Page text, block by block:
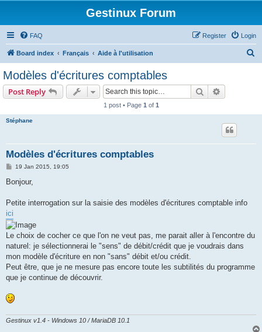
Gestinux Forum
FAQ Login
Register
Board index Français Aide à l'utilisation
Modèles d'écritures comptables
Post Reply Search
1 post • Page 1 of 1
Stéphane
Modèles d'écritures comptables
P
s
19 Jan 2015, 19:05
Bonjour,
Petite interrogation sur la saisie des modèles d'écritures comptable info
ici
Le choix de cocher ce que l'on ne veut pas, me parait aller à l'encontre du
naturel: je sélectionnerai le "sens" de débit/crédit que je voudrais dans
mon modèle d'écriture en non "sans" débit et/ou crédit.
Peut être, que je ne mesure pas encore toute les subtilités du programme
que je continue de découvrir.
Gestinux v1.4 - Windows 10 / MariaDB 10.1